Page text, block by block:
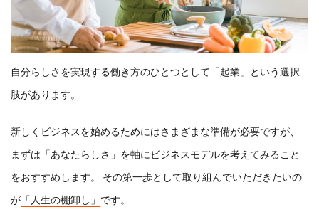
自分らしさを実現する働き方のひとつとして「起業」という選択
肢があります。
新しくビジネスを始めるためにはさまざまな準備が必要ですが、
まずは「あなたらしさ」を軸にビジネスモデルを考えてみること
をおすすめします。 その第一歩として取り組んでいただきたいの
が 「人生の棚卸し」 です。